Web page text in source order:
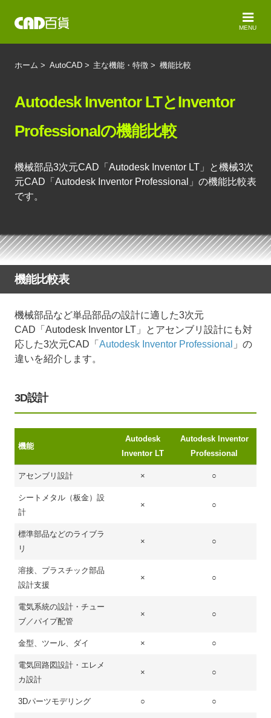
MENU
ホーム > AutoCAD > 主な機能・特徴 > 機能比較
Autodesk Inventor LTとInventor
Professionalの機能比較
機械部品3次元CAD「Autodesk Inventor LT」と機械3次
元CAD「Autodesk Inventor Professional」の機能比較表
です。
機能比較表
機械部品など単品部品の設計に適した3次元
CAD「Autodesk Inventor LT」とアセンブリ設計にも対
応した3次元CAD「 Autodesk Inventor Professional
」の
違いを紹介します。
3D設計
機能
Autodesk
Inventor LT
Autodesk Inventor
Professional
アセンブリ設計 × ○
シートメタル（板金）設
計
× ○
標準部品などのライブラ
リ
× ○
溶接、プラスチック部品
設計支援
× ○
電気系統の設計・チュー
ブ／パイプ配管
× ○
金型、ツール、ダイ × ○
電気回路図設計・エレメ
カ設計
× ○
3Dパーツモデリング ○ ○